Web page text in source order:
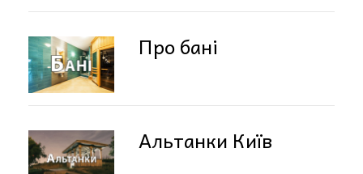
Про бані
Альтанки Київ